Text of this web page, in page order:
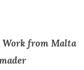
from Malta